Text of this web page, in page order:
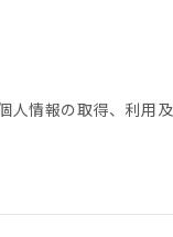
情報の取得、利用